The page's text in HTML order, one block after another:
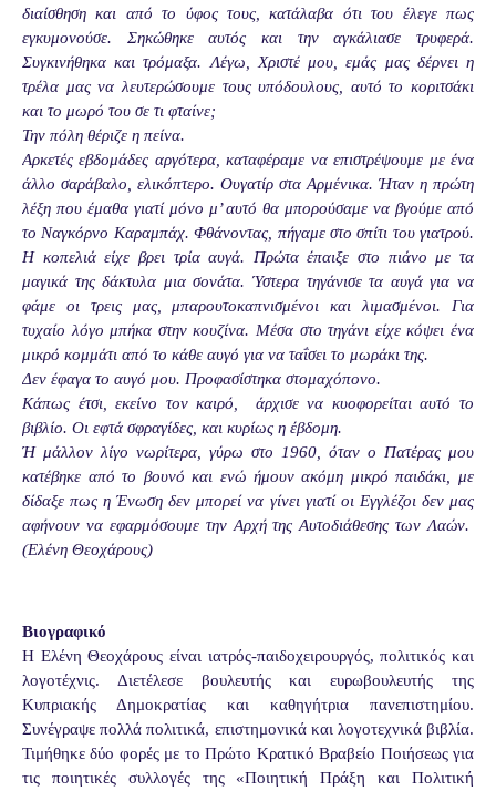
διαίσθηση και από το ύφος τους, κατάλαβα ότι του έλεγε πως
εγκυμονούσε. Σηκώθηκε αυτός και την αγκάλιασε τρυφερά.
Συγκινήθηκα και τρόμαξα. Λέγω, Χριστέ μου, εμάς μας δέρνει η
τρέλα μας να λευτερώσουμε τους υπόδουλους, αυτό το κοριτσάκι
και το μωρό του σε τι φταίνε;
Την πόλη θέριζε η πείνα.
Αρκετές εβδομάδες αργότερα, καταφέραμε να επιστρέψουμε με ένα
άλλο σαράβαλο, ελικόπτερο. Ουγατίρ στα Αρμένικα. Ήταν η πρώτη
λέξη που έμαθα γιατί μόνο μ’ αυτό θα μπορούσαμε να βγούμε από
το Ναγκόρνο Καραμπάχ. Φθάνοντας, πήγαμε στο σπίτι του γιατρού.
Η κοπελιά είχε βρει τρία αυγά. Πρώτα έπαιξε στο πιάνο με τα
μαγικά της δάκτυλα μια σονάτα. Ύστερα τηγάνισε τα αυγά για να
φάμε οι τρεις μας, μπαρουτοκαπνισμένοι και λιμασμένοι. Για
τυχαίο λόγο μπήκα στην κουζίνα. Μέσα στο τηγάνι είχε κόψει ένα
μικρό κομμάτι από το κάθε αυγό για να ταΐσει τo μωράκι της.
Δεν έφαγα το αυγό μου. Προφασίστηκα στομαχόπονο.
Κάπως έτσι, εκείνο τον καιρό, άρχισε να κυοφορείται αυτό το
βιβλίο. Οι εφτά σφραγίδες, και κυρίως η έβδομη.
Ή μάλλον λίγο νωρίτερα, γύρω στο 1960, όταν ο Πατέρας μου
κατέβηκε από το βουνό και ενώ ήμουν ακόμη μικρό παιδάκι, με
δίδαξε πως η Ένωση δεν μπορεί να γίνει γιατί οι Εγγλέζοι δεν μας
αφήνουν να εφαρμόσουμε την Αρχή της Αυτοδιάθεσης των Λαών.
(Ελένη Θεοχάρους)
Βιογραφικό
Η Ελένη Θεοχάρους είναι ιατρός-παιδοχειρουργός, πολιτικός και
λογοτέχνις. Διετέλεσε βουλευτής και ευρωβουλευτής της
Κυπριακής Δημοκρατίας και καθηγήτρια πανεπιστημίου.
Συνέγραψε πολλά πολιτικά, επιστημονικά και λογοτεχνικά βιβλία.
Τιμήθηκε δύο φορές με το Πρώτο Κρατικό Βραβείο Ποιήσεως για
τις ποιητικές συλλογές της «Ποιητική Πράξη και Πολιτική